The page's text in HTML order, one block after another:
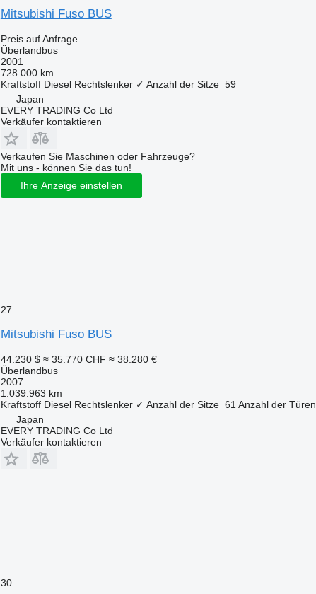
Mitsubishi Fuso BUS
Preis auf Anfrage
Überlandbus
2001
728.000 km
Kraftstoff Diesel Rechtslenker ✓ Anzahl der Sitze 59
Japan
EVERY TRADING Co Ltd
Verkäufer kontaktieren
Verkaufen Sie Maschinen oder Fahrzeuge?
Mit uns - können Sie das tun!
Ihre Anzeige einstellen
27
Mitsubishi Fuso BUS
44.230 $ ≈ 35.770 CHF ≈ 38.280 €
Überlandbus
2007
1.039.963 km
Kraftstoff Diesel Rechtslenker ✓ Anzahl der Sitze 61 Anzahl der Türen
Japan
EVERY TRADING Co Ltd
Verkäufer kontaktieren
30